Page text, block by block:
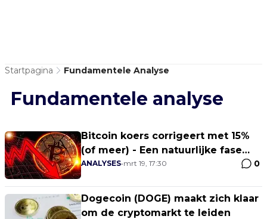
Startpagina Fundamentele Analyse
Fundamentele analyse
Bitcoin koers corrigeert met 15%
(of meer) - Een natuurlijke fase
van de markt
ANALYSES•mrt 19, 17:30 0
Dogecoin (DOGE) maakt zich klaar
om de cryptomarkt te leiden